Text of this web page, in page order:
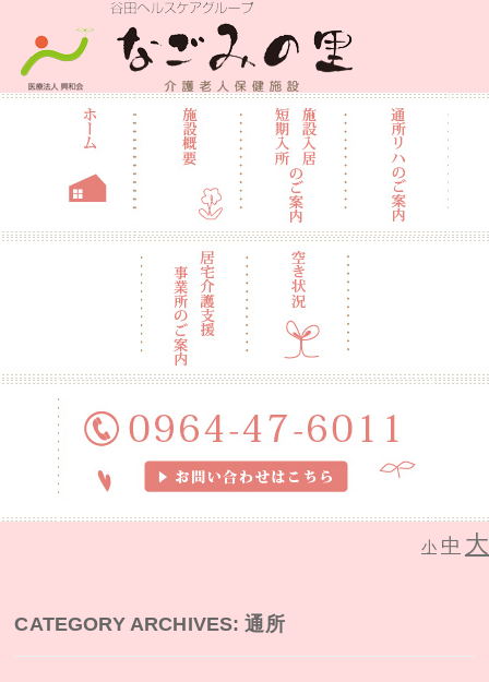
介護老人保健施設 なごみの里
小 中 大
CATEGORY ARCHIVES:通所